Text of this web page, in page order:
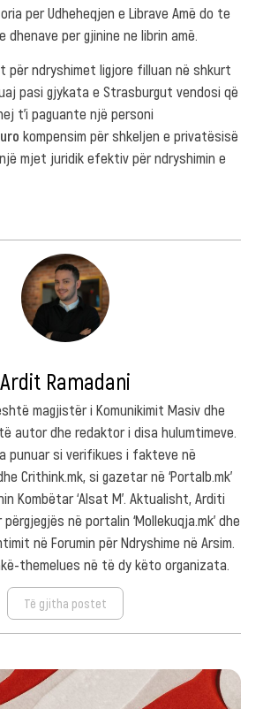
per Udheheqjen e Librave Amë do te
dhenave per gjinine ne librin amë.
për ndryshimet ligjore filluan në shkurt
pasi gjykata e Strasburgut vendosi që
t’i paguante një personi
kompensim për shkeljen e privatësisë
mjet juridik efektiv për ndryshimin e
Ardit Ramadani
magjistër i Komunikimit Masiv dhe
autor dhe redaktor i disa hulumtimeve.
punuar si verifikues i fakteve në
Crithink.mk, si gazetar në ‘Portalb.mk’
Kombëtar ‘Alsat M’. Aktualisht, Arditi
në portalin ‘Mollekuqja.mk’ dhe
në Forumin për Ndryshime në Arsim.
themelues në të dy këto organizata.
Të gjitha postet